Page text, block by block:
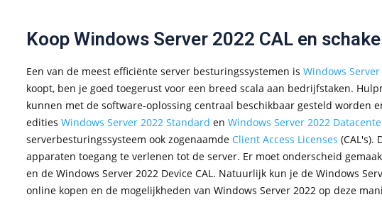
Koop Windows Server 2022 CAL en
Een van de meest efficiënte server besturingssystemen is Windows Server
koopt, ben je goed toegerust voor een breed scala aan bedrijfstaken.
kunnen met de software-oplossing centraal beschikbaar gesteld worden
edities Windows Server 2022 Standard en Windows Server 2022
serverbesturingssysteem ook zogenaamde Client Access Licenses (CAL's).
apparaten toegang te verlenen tot de server. Er moet onderscheid
en de Windows Server 2022 Device CAL. Natuurlijk kun je de Windows
online kopen en de mogelijkheden van Windows Server 2022 op deze